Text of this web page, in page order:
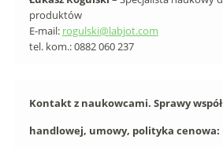
produktów
E-mail: rogulski@labjot.com
tel. kom.: 0882 060 237
Kontakt z naukowcami. Sprawy
handlowej, umowy, polityka cenowa: